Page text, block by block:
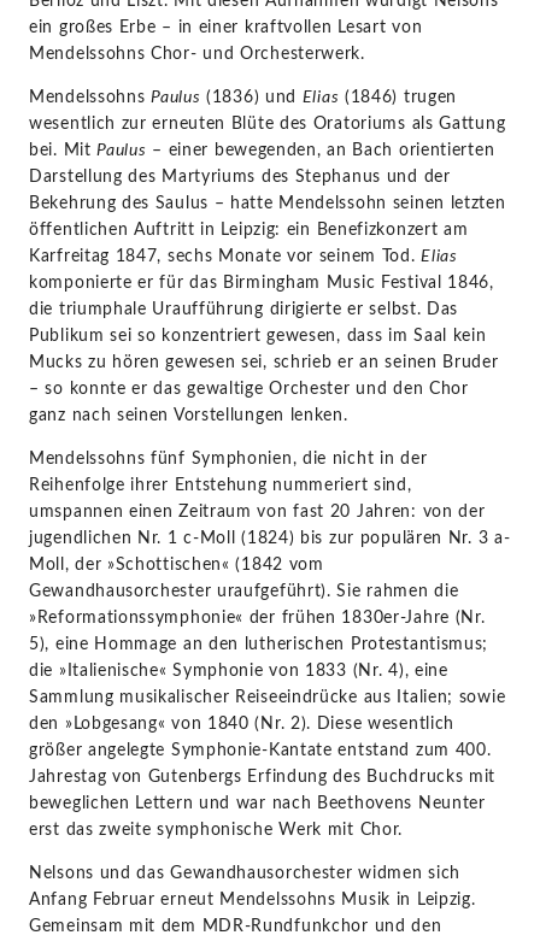
ein großes Erbe – in einer kraftvollen Lesart von
Mendelssohns Chor- und Orchesterwerk.
MendelssohnsPaulus (1836) und Elias (1846) trugen
wesentlich zur erneuten Blüte des Oratoriums als Gattung
bei. MitPaulus – einer bewegenden, an Bach orientierten
Darstellung des Martyriums des Stephanus und der
Bekehrung des Saulus – hatte Mendelssohn seinen letzten
öffentlichen Auftritt in Leipzig: ein Benefizkonzert am
Karfreitag 1847, sechs Monate vor seinem Tod.Elias
komponierte er für das Birmingham Music Festival 1846,
die triumphale Uraufführung dirigierte er selbst. Das
Publikum sei so konzentriert gewesen, dass im Saal kein
Mucks zu hören gewesen sei, schrieb er an seinen Bruder
– so konnte er das gewaltige Orchester und den Chor
ganz nach seinen Vorstellungen lenken.
Mendelssohns fünf Symphonien, die nicht in der
Reihenfolge ihrer Entstehung nummeriert sind,
umspannen einen Zeitraum von fast 20 Jahren: von der
jugendlichen Nr. 1 c-Moll (1824) bis zur populären Nr. 3 a-
Moll, der »Schottischen« (1842 vom
Gewandhausorchester uraufgeführt). Sie rahmen die
»Reformationssymphonie« der frühen 1830er-Jahre (Nr.
5), eine Hommage an den lutherischen Protestantismus;
die »Italienische« Symphonie von 1833 (Nr. 4), eine
Sammlung musikalischer Reiseeindrücke aus Italien; sowie
den »Lobgesang« von 1840 (Nr. 2). Diese wesentlich
größer angelegte Symphonie-Kantate entstand zum 400.
Jahrestag von Gutenbergs Erfindung des Buchdrucks mit
beweglichen Lettern und war nach Beethovens Neunter
erst das zweite symphonische Werk mit Chor.
Nelsons und das Gewandhausorchester widmen sich
Anfang Februar erneut Mendelssohns Musik in Leipzig.
Gemeinsam mit dem MDR-Rundfunkchor und den